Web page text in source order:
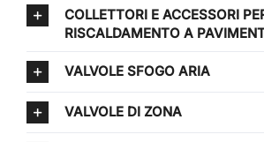
COLLETTORI E ACCESSORI
RISCALDAMENTO A
VALVOLE SFOGO ARIA
VALVOLE DI ZONA